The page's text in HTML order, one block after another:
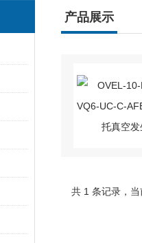
产品展示
共 1 条记录，